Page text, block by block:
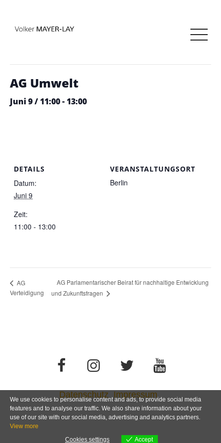
« Alle Veranstaltungen
AG Umwelt
Juni 9 / 11:00-13:00
DETAILS
Datum:
Juni 9
Zeit:
11:00 - 13:00
VERANSTALTUNGSORT
Berlin
AG
Verteidigung
AG Parlamentarischer Beirat für nachhaltige Entwicklung
und Zukunftsfragen
Datenschutz Impressum
We use cookies to personalise content and ads, to provide social media
features and to analyse our traffic. We also share information about your
use of our site with our social media, advertising and analytics partners.
View more
Cookies settings
Accept